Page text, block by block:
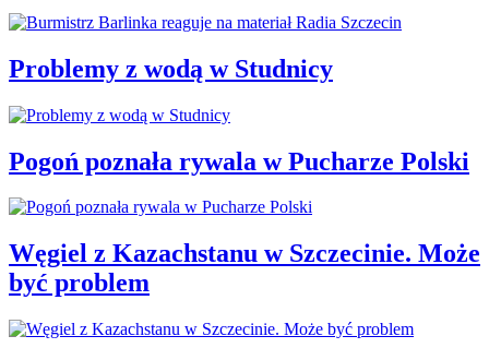
Problemy z wodą w Studnicy
Pogoń poznała rywala w Pucharze Polski
Węgiel z Kazachstanu w Szczecinie. Może
być problem